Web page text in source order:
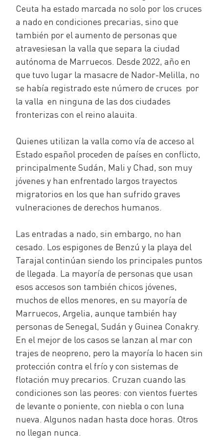
Ceuta ha estado marcada no solo por los cruces
a nado en condiciones precarias, sino que
también por el aumento de personas que
atravesiesan la valla que separa la ciudad
autónoma de Marruecos. Desde 2022, año en
que tuvo lugar la masacre de Nador-Melilla, no
se había registrado este número de cruces por
la valla en ninguna de las dos ciudades
fronterizas con el reino alauita.
Quienes utilizan la valla como vía de acceso al
Estado español proceden de países en conflicto,
principalmente Sudán, Mali y Chad, son muy
jóvenes y han enfrentado largos trayectos
migratorios en los que han sufrido graves
vulneraciones de derechos humanos.
Las entradas a nado, sin embargo, no han
cesado. Los espigones de Benzú y la playa del
Tarajal continúan siendo los principales puntos
de llegada. La mayoría de personas que usan
esos accesos son también chicos jóvenes,
muchos de ellos menores, en su mayoría de
Marruecos, Argelia, aunque también hay
personas de Senegal, Sudán y Guinea Conakry.
En el mejor de los casos se lanzan al mar con
trajes de neopreno, pero la mayoría lo hacen sin
protección contra el frío y con sistemas de
flotación muy precarios. Cruzan cuando las
condiciones son las peores: con vientos fuertes
de levante o poniente, con niebla o con luna
nueva. Algunos nadan hasta doce horas. Otros
no llegan nunca.